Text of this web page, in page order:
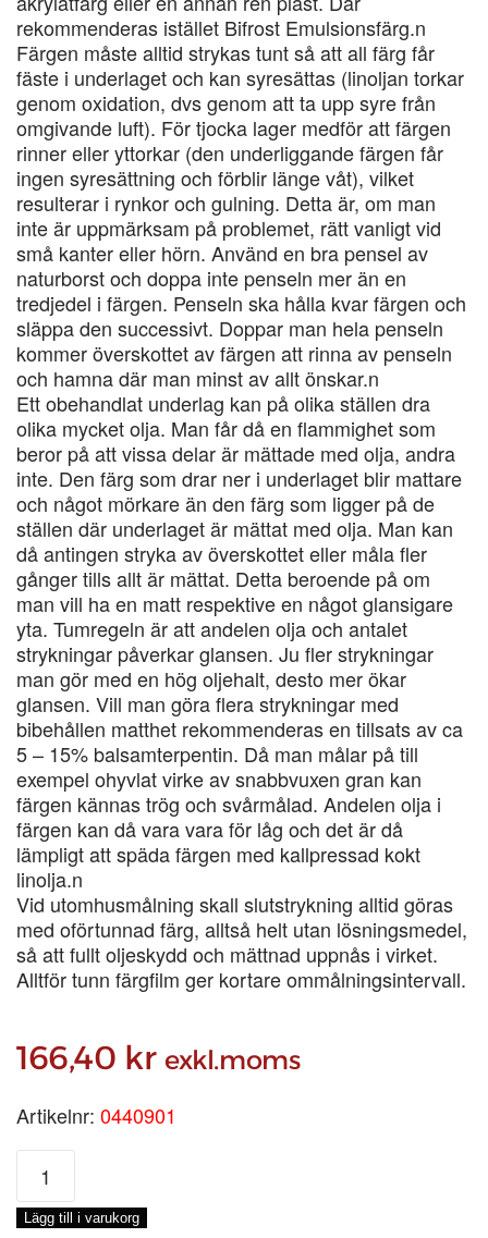
rekommenderas istället Bifrost Emulsionsfärg.n
Färgen måste alltid strykas tunt så att all färg får
fäste i underlaget och kan syresättas (linoljan torkar
genom oxidation, dvs genom att ta upp syre från
omgivande luft). För tjocka lager medför att färgen
rinner eller yttorkar (den underliggande färgen får
ingen syresättning och förblir länge våt), vilket
resulterar i rynkor och gulning. Detta är, om man
inte är uppmärksam på problemet, rätt vanligt vid
små kanter eller hörn. Använd en bra pensel av
naturborst och doppa inte penseln mer än en
tredjedel i färgen. Penseln ska hålla kvar färgen och
släppa den successivt. Doppar man hela penseln
kommer överskottet av färgen att rinna av penseln
och hamna där man minst av allt önskar.n
Ett obehandlat underlag kan på olika ställen dra
olika mycket olja. Man får då en flammighet som
beror på att vissa delar är mättade med olja, andra
inte. Den färg som drar ner i underlaget blir mattare
och något mörkare än den färg som ligger på de
ställen där underlaget är mättat med olja. Man kan
då antingen stryka av överskottet eller måla fler
gånger tills allt är mättat. Detta beroende på om
man vill ha en matt respektive en något glansigare
yta. Tumregeln är att andelen olja och antalet
strykningar påverkar glansen. Ju fler strykningar
man gör med en hög oljehalt, desto mer ökar
glansen. Vill man göra flera strykningar med
bibehållen matthet rekommenderas en tillsats av ca
5 – 15% balsamterpentin. Då man målar på till
exempel ohyvlat virke av snabbvuxen gran kan
färgen kännas trög och svårmålad. Andelen olja i
färgen kan då vara vara för låg och det är då
lämpligt att späda färgen med kallpressad kokt
linolja.n
Vid utomhusmålning skall slutstrykning alltid göras
med oförtunnad färg, alltså helt utan lösningsmedel,
så att fullt oljeskydd och mättnad uppnås i virket.
Alltför tunn färgfilm ger kortare ommålningsintervall.
166,40 kr exkl.moms
Artikelnr: 0440901
ENETORPET
BASFÄRG
ELSAS
Lägg till i varukorg